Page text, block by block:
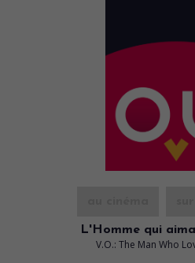
L'Homme qui
V.O.: The Man Who